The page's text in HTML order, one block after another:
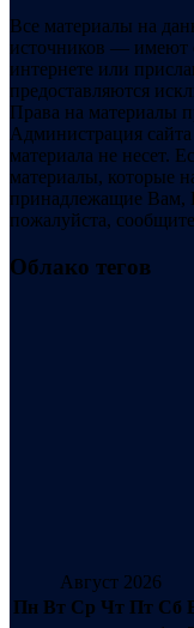
Все материалы на
источников — имеют
интернете или
предоставляются
Права на материалы
Администрация сайта
материала не несет.
материалы, которые
принадлежащие Вам,
пожалуйста,
Облако тегов
Август 2026
Пн Вт Ср Чт Пт Сб